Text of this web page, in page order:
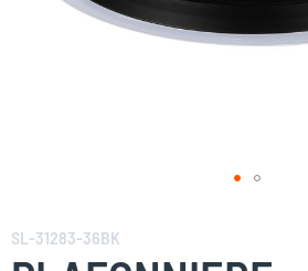
naar
het
SL-31283-36BK